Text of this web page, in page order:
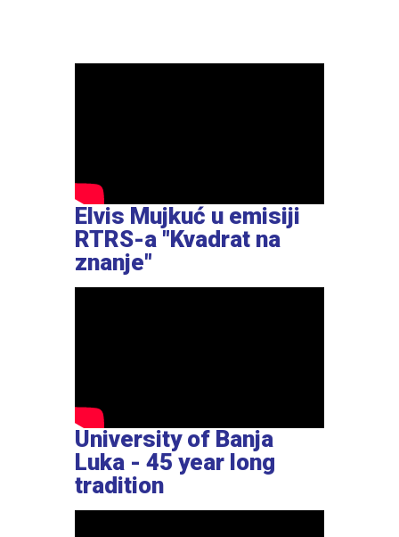
Elvis Mujkuć u emisiji
RTRS-a "Kvadrat na
znanje"
University of Banja
Luka - 45 year long
tradition